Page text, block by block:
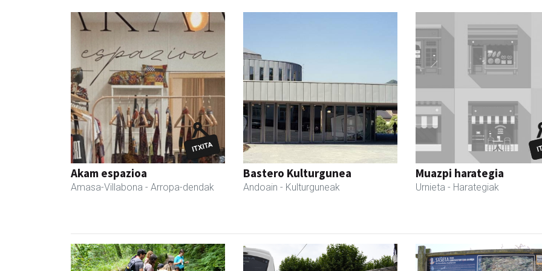
Akam espazioa
Amasa-Villabona - Arropa-dendak
Bastero Kulturgunea
Andoain - Kulturguneak
Muazpi harategia
Urnieta - Harategiak